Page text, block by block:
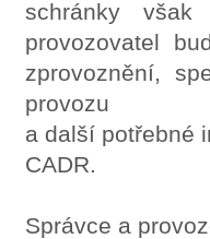
schránky však
provozovatel
zprovoznění,
provozu
a další potřebné
CADR.
Správce a